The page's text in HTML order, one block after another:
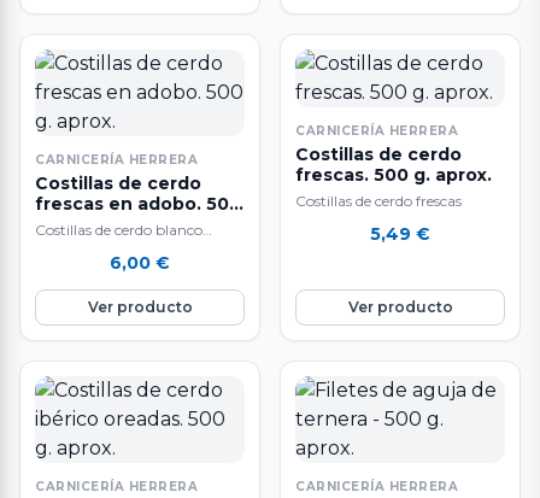
CARNICERÍA HERRERA
Costillas de cerdo
frescas en adobo. 500
g. aprox.
Costillas de cerdo blanco
aproximadamente. Sabor
inigualable, fantásticas para
guisar…
6,00 €
Ver producto
CARNICERÍA HERRERA
Costillas de cerdo
frescas. 500 g. aprox.
Costillas de cerdo frescas
5,49 €
Ver producto
CARNICERÍA HERRERA CARNICERÍA HERRERA